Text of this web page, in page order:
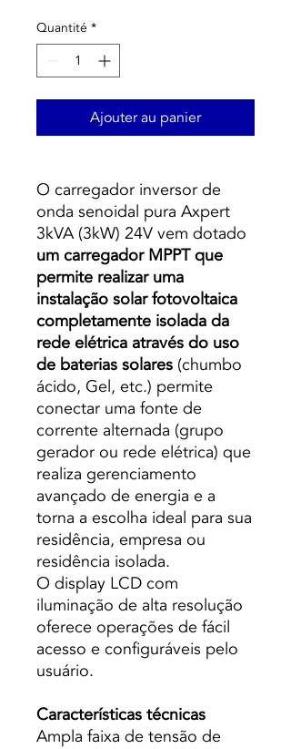
Quantité *
Ajouter au panier
O carregador inversor de
onda senoidal pura Axpert
3kVA (3kW) 24V vem dotado
um carregador MPPT que
permite realizar uma
instalação solar fotovoltaica
completamente isolada da
rede elétrica através do uso
de baterias solares (chumbo
ácido, Gel, etc.) permite
conectar uma fonte de
corrente alternada (grupo
gerador ou rede elétrica) que
realiza gerenciamento
avançado de energia e a
torna a escolha ideal para sua
residência, empresa ou
residência isolada.
O display LCD com
iluminação de alta resolução
oferece operações de fácil
acesso e configuráveis ​​pelo
usuário.
Características técnicas
Ampla faixa de tensão de